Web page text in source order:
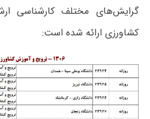
گرایش‌های مختلف کارشناسی
کشاورزی ارائه شده است: